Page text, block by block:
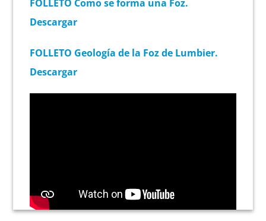
FOLLETO Como se forma una Foz.
Descargar
FOLLETO Geología de la Foz de Lumbier.
Descargar